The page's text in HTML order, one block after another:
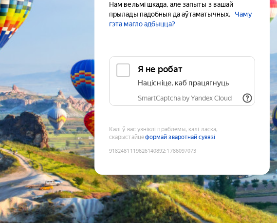
Нам вельмі шкада, але запыты з вашай
прылады падобныя да аўтаматычных.
Чаму
гэта магло адбыцца?
Я не робат
Націсніце, каб працягнуць
SmartCaptcha by Yandex Cloud
Калі ў вас узніклі праблемы, калі ласка,
скарыстайцеформай зваротнай сувязі
9182481119626140892:1786097073